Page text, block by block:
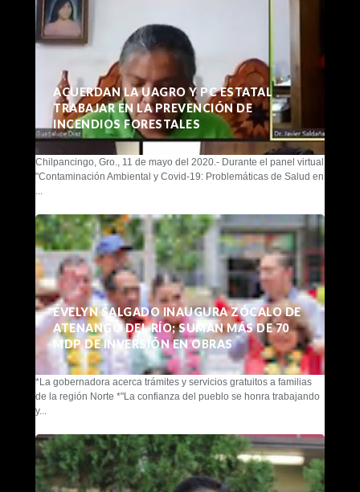
ACUERDAN LA UAGRO Y PC ESTATAL
TRABAJAR EN LA PREVENCIÓN DE
INCENDIOS FORESTALES
Chilpancingo, Gro., 11 de mayo del 2020.- Durante el panel virtual
"Contaminación Ambiental y Covid-19: Problemáticas de Salud en
...
EVELYN SALGADO INAUGURA ZÓCALO DE
ATENANGO DEL RÍO; SUMAN MÁS DE 70
MDP DE INVERSIÓN EN OBRAS
*La gobernadora acerca trámites y servicios gratuitos a familias
de la región Norte *"La confianza del pueblo se honra trabajando
y...